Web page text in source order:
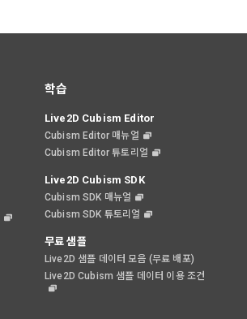
학습
Live2D Cubism Editor
Cubism Editor 매뉴얼
Cubism Editor 튜토리얼
Live2D Cubism SDK
Cubism SDK 매뉴얼
Cubism SDK 튜토리얼
무료 샘플
Live2D 샘플 데이터 모음 (무료 배포)
Live2D Cubism 샘플 데이터 이용 조건